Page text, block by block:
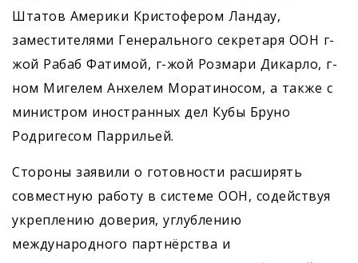
Штатов Америки Кристофером Ландау,
заместителями Генерального секретаря ООН г-
жой Рабаб Фатимой, г-жой Розмари Дикарло, г-
ном Мигелем Анхелем Моратиносом, а также с
министром иностранных дел Кубы Бруно
Родригесом Паррильей.
Стороны заявили о готовности расширять
совместную работу в системе ООН, содействуя
укреп­лению доверия, углублению
международного партнёрства и